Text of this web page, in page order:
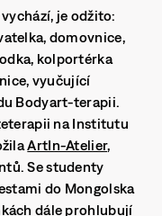
je odžito:
domovnice,
kolportérka
vyučující
Bodyart-terapii.
na Institutu
ArtIn-Atelier,
Se studenty
do Mongolska
dále prohlubují